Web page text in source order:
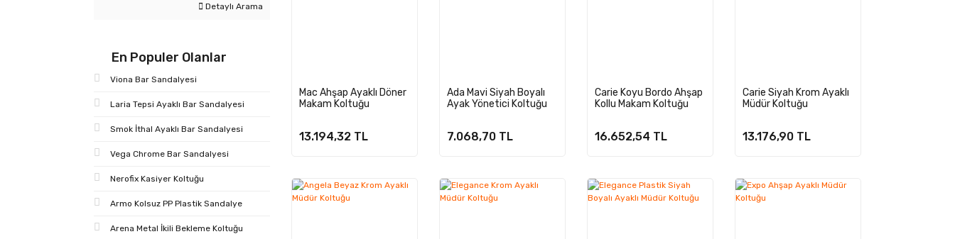
Detaylı Arama
En Populer Olanlar
Viona Bar Sandalyesi
Laria Tepsi Ayaklı Bar Sandalyesi
Smok İthal Ayaklı Bar Sandalyesi
Vega Chrome Bar Sandalyesi
Nerofix Kasiyer Koltuğu
Armo Kolsuz PP Plastik Sandalye
Arena Metal İkili Bekleme Koltuğu
Mac Ahşap Ayaklı Döner
Makam Koltuğu
13.194,32 TL
Ada Mavi Siyah Boyalı
Ayak Yönetici Koltuğu
7.068,70 TL
Carie Koyu Bordo Ahşap
Kollu Makam Koltuğu
16.652,54 TL
Carie Siyah Krom Ayaklı
Müdür Koltuğu
13.176,90 TL